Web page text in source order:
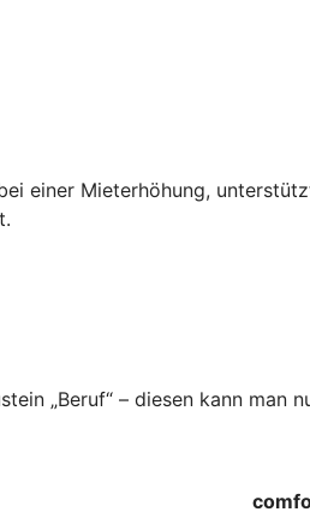
einer Mieterhöhung,
„Beruf“ – diesen kann man